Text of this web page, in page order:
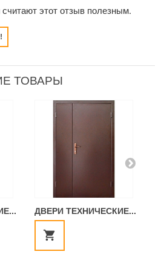
считают этот отзыв полезным.
ТОВАРЫ
ДВЕРИ ТЕХНИЧЕСКИЕ...